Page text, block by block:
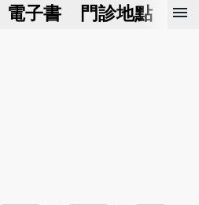
電子書 門診地點 預
menu